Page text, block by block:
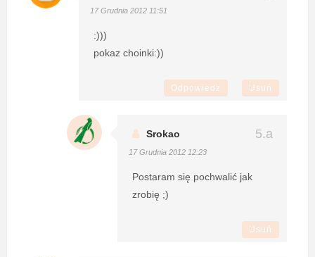
17 Grudnia 2012 11:51
:)))
pokaz choinki:))
Odpowiedz Usuń
Srokao
17 Grudnia 2012 12:23
Postaram się pochwalić jak
zrobię ;)
Usuń